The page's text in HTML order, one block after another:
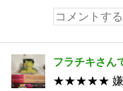
フラチキさん
★★★★★ 嫌い